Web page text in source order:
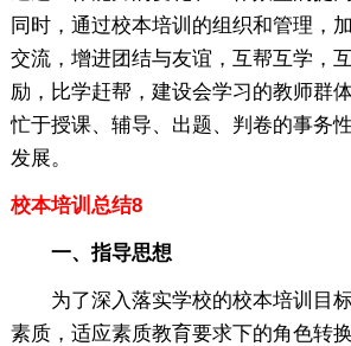
同时，通过校本培训的组织和管理，
交流，增进团结与友谊，互帮互学，
励，比学赶帮，建设会学习的教师群
忙于授课、辅导、出题、判卷的事务
发展。
校本培训总结8
一、指导思想
为了深入落实学校的校本培训目标
素质，适应素质教育要求下的角色转